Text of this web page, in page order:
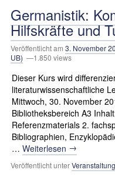
Germanistik:
Hilfskräfte und
Veröffentlicht am 3. November
UB) —1.850 views
Dieser Kurs wird
literaturwissenschaftliche
Mittwoch, 30. November
Bibliotheksbereich A3
Referenzmaterials 2.
Bibliographien,
… Weiterlesen →
Veröffentlicht unter